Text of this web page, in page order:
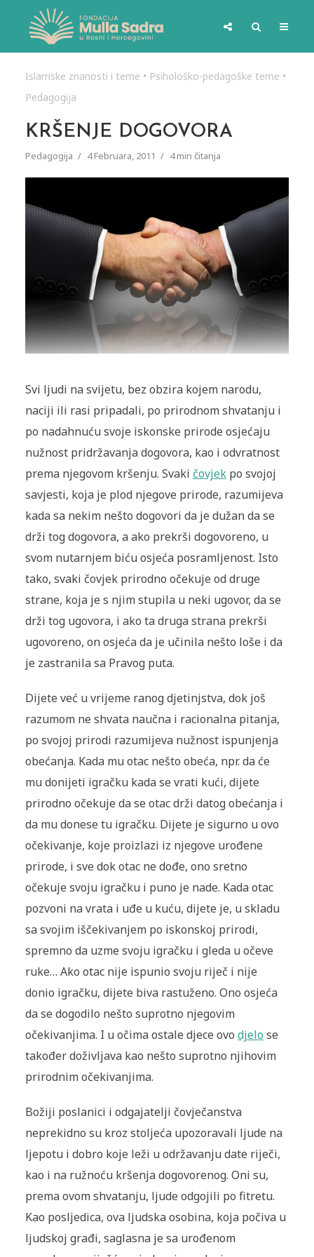
Islamske znanosti i teme • Psihološko-pedagoške teme •
Pedagogija
KRŠENJE DOGOVORA
Pedagogija 4 Februara, 2011 4 min čitanja
Svi ljudi na svijetu, bez obzira kojem narodu,
naciji ili rasi pripadali, po prirodnom shvatanju i
po nadahnuću svoje iskonske prirode osjećaju
nužnost pridržavanja dogovora, kao i odvratnost
prema njegovom kršenju. Svaki čovjekpo svojoj
savjesti, koja je plod njegove prirode, razumijeva
kada sa nekim nešto dogovori da je dužan da se
drži tog dogovora, a ako prekrši dogovoreno, u
svom nutarnjem biću osjeća posramljenost. Isto
tako, svaki čovjek prirodno očekuje od druge
strane, koja je s njim stupila u neki ugovor, da se
drži tog ugovora, i ako ta druga strana prekrši
ugovoreno, on osjeća da je učinila nešto loše i da
je zastranila sa Pravog puta.
Dijete već u vrijeme ranog djetinjstva, dok još
razumom ne shvata naučna i racionalna pitanja,
po svojoj prirodi razumijeva nužnost ispunjenja
obećanja. Kada mu otac nešto obeća, npr. da će
mu donijeti igračku kada se vrati kući, dijete
prirodno očekuje da se otac drži datog obećanja i
da mu donese tu igračku. Dijete je sigurno u ovo
očekivanje, koje proizlazi iz njegove urođene
prirode, i sve dok otac ne dođe, ono sretno
očekuje svoju igračku i puno je nade. Kada otac
pozvoni na vrata i uđe u kuću, dijete je, u skladu
sa svojim iščekivanjem po iskonskoj prirodi,
spremno da uzme svoju igračku i gleda u očeve
ruke… Ako otac nije ispunio svoju riječ i nije
donio igračku, dijete biva rastuženo. Ono osjeća
da se dogodilo nešto suprotno njegovim
očekivanjima. I u očima ostale djece ovo djelo se
također doživljava kao nešto suprotno njihovim
prirodnim očekivanjima.
Božiji poslanici i odgajatelji čovječanstva
neprekidno su kroz stoljeća upozoravali ljude na
ljepotu i dobro koje leži u održavanju date riječi,
kao i na ružnoću kršenja dogovorenog. Oni su,
prema ovom shvatanju, ljude odgojili po fitretu.
Kao posljedica, ova ljudska osobina, koja počiva u
ljudskoj građi, saglasna je sa urođenom